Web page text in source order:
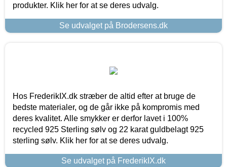
produkter. Klik her for at se deres udvalg.
Se udvalget på Brodersens.dk
Hos FrederikIX.dk stræber de altid efter at bruge de
bedste materialer, og de går ikke på kompromis med
deres kvalitet. Alle smykker er derfor lavet i 100%
recycled 925 Sterling sølv og 22 karat guldbelagt 925
sterling sølv. Klik her for at se deres udvalg.
Se udvalget på FrederikIX.dk